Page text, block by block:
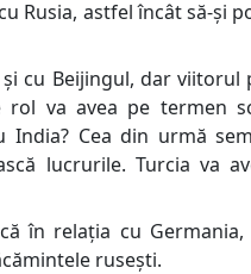
Rusia, astfel încât să-și
cu Beijingul, dar viitorul
rol va avea pe termen
India? Cea din urmă
lucrurile. Turcia va
în relația cu Germania,
rusești.